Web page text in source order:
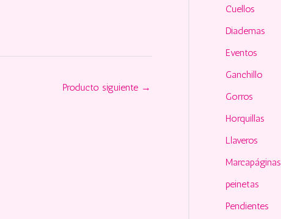
Producto siguiente →
Cuellos
Diademas
Eventos
Ganchillo
Gorros
Horquillas
Llaveros
Marcapáginas
peinetas
Pendientes